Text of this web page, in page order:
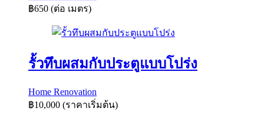
฿650 (ต่อ เมตร)
รั้วทึบผสมกับประตูแบบโปร่ง
Home Renovation
฿10,000 (ราคาเริ่มต้น)